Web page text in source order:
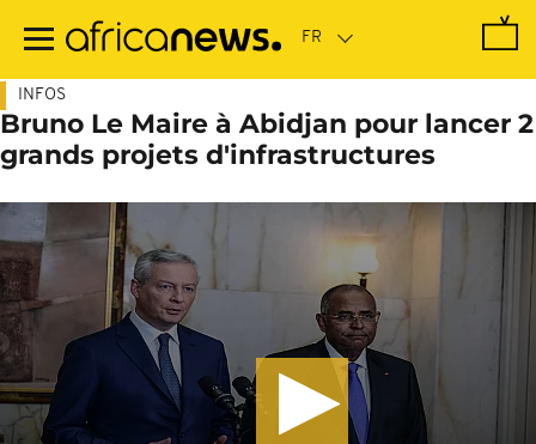
contenu
INFOS
Bruno Le Maire à Abidjan pour lancer 2
grands projets d'infrastructures